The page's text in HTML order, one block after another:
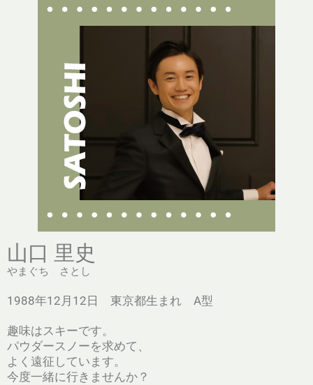
山口 里史
やまぐち さとし
1988年12月12日 東京都生まれ A型
趣味はスキーです。
パウダースノーを求めて、
よく遠征しています。
今度一緒に行きませんか？